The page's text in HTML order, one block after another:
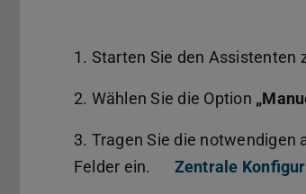
1. Starten Sie den Assistenten
2. Wählen Sie die Option
3. Tragen Sie die
Felder ein.
Zentrale